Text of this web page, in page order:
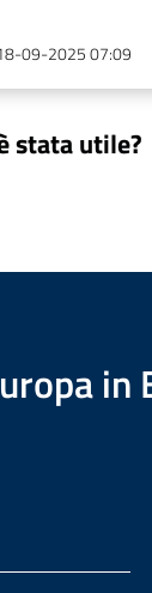
09-2025 07:09
stata utile?